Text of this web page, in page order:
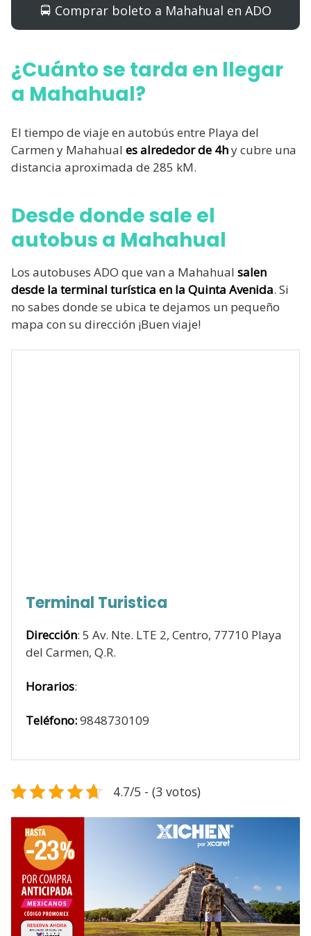
🚍 Comprar boleto a Mahahual en ADO
¿Cuánto se tarda en llegar
a Mahahual?
El tiempo de viaje en autobús entre Playa del
Carmen y Mahahual es alrededor de 4hy cubre una
distancia aproximada de 285 kM.
Desde donde sale el
autobus a Mahahual
Los autobuses ADO que van a Mahahual salen
desde la terminal turística en la Quinta Avenida. Si
no sabes donde se ubica te dejamos un pequeño
mapa con su dirección ¡Buen viaje!
Terminal Turistica
Dirección: 5 Av. Nte. LTE 2, Centro, 77710 Playa
del Carmen, Q.R.
Horarios:
Teléfono:9848730109
4.7/5 - (3 votos)